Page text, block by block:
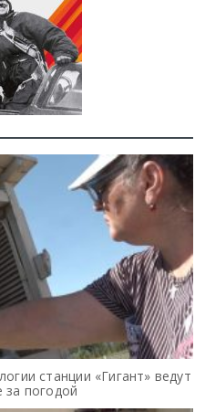
станции «Гигант» ведут
погодой